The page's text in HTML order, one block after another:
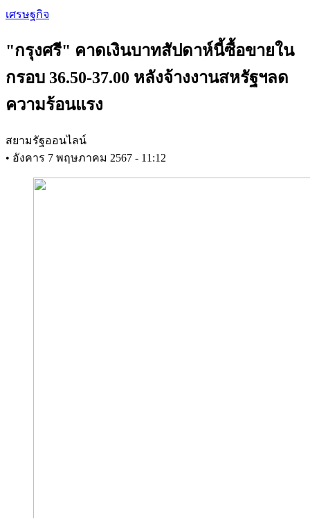
Skip
content
เศรษฐกิจ
"กรุงศรี" คาดเงินบาทสัปดาห์นี้ซื้อขายใน
กรอบ 36.50-37.00 หลังจ้างงานสหรัฐฯลด
ความร้อนแรง
สยามรัฐออนไลน์
• อังคาร 7 พฤษภาคม 2567 - 11:12